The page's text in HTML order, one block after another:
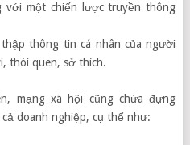
với một chiến lược truyền thông
thông tin cá nhân của người
thói quen, sở thích.
mạng xã hội cũng chứa đựng
doanh nghiệp, cụ thể như: